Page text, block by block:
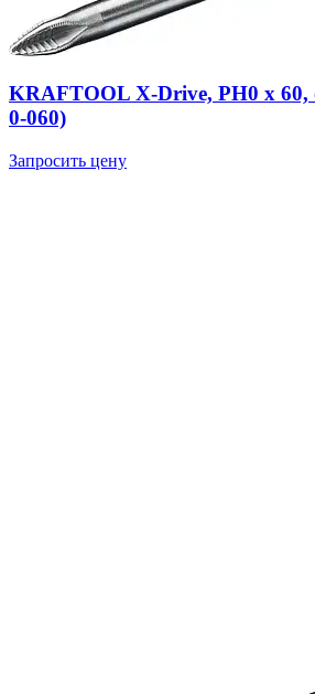
KRAFTOOL Х-Drive, PH0 x 60,
0-060)
Запросить цену